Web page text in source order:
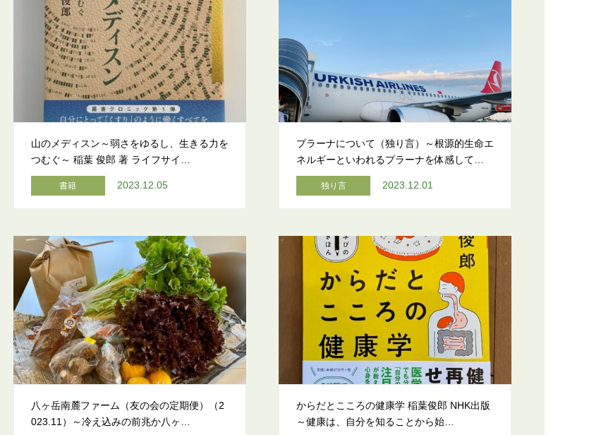
山のメディスン～弱さをゆるし、生きる力を
つむぐ～ 稲葉 俊郎 著 ライフサイ…
書籍 2023.12.05
プラーナについて（独り言）～根源的生命エ
ネルギーといわれるプラーナを体感して…
独り言 2023.12.01
八ヶ岳南麓ファーム（友の会の定期便）（2
023.11）～冷え込みの前兆か八ヶ…
からだとこころの健康学 稲葉俊郎 NHK出版
～健康は、自分を知ることから始…